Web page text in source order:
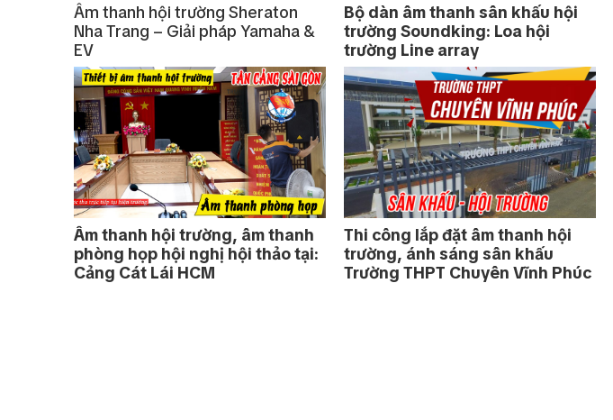
Âm thanh hội trường Sheraton
Nha Trang – Giải pháp Yamaha &
EV
Bộ dàn âm thanh sân khấu hội
trường Soundking: Loa hội
trường Line array
Âm thanh hội trường, âm thanh
phòng họp hội nghị hội thảo tại:
Cảng Cát Lái HCM
Thi công lắp đặt âm thanh hội
trường, ánh sáng sân khấu
Trường THPT Chuyên Vĩnh Phúc